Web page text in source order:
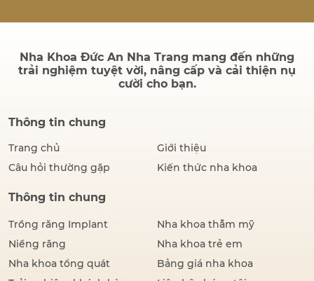
Nha Khoa Đức An Nha Trang mang đến những
trải nghiệm tuyệt vời, nâng cấp và cải thiện nụ
cười cho bạn.
Thông tin chung
Trang chủ
Giới thiệu
Câu hỏi thường gặp
Kiến thức nha khoa
Thông tin chung
Trồng răng Implant
Nha khoa thẫm mỹ
Niềng răng
Nha khoa trẻ em
Nha khoa tổng quát
Bảng giá nha khoa